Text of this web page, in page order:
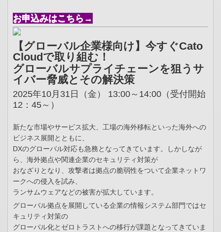
お申込みはこちら→
【グローバル企業様向け】今すぐCato
Cloudで取り組む！
グローバルサプライチェーンを狙うサ
イバー脅威とその解決策
2025年10月31日（金） 13:00～14:00（受付開始
12：45～）
新たな市場やサービス拡大、工場の海外移転といった海外への
ビジネス展開とともに、
DXのグローバル対応も急務となってきています。しかしなが
ら、海外拠点や関連企業のセキュリティ対策が
おなざりとなり、攻撃者は拠点の脆弱性をついて企業ネットワ
ークへの侵入を試み、
ランサムウェアなどの被害が拡大しています。
グローバル拠点を展開している企業の情報システム部門ではセ
キュリティ対策の
グローバル化とゼロトラストへの移行が課題となってきていま